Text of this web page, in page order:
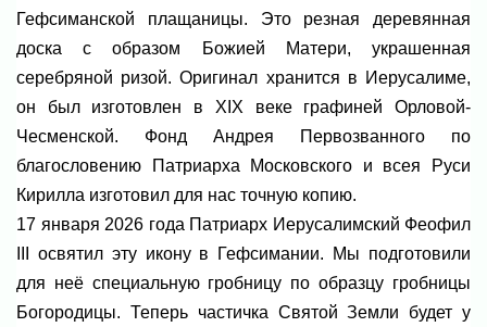
Гефсиманской плащаницы. Это резная деревянная
доска с образом Божией Матери, украшенная
серебряной ризой. Оригинал хранится в Иерусалиме,
он был изготовлен в XIX веке графиней Орловой-
Чесменской. Фонд Андрея Первозванного по
благословению Патриарха Московского и всея Руси
Кирилла изготовил для нас точную копию.
17 января 2026 года Патриарх Иерусалимский Феофил
III освятил эту икону в Гефсимании. Мы подготовили
для неё специальную гробницу по образцу гробницы
Богородицы. Теперь частичка Святой Земли будет у